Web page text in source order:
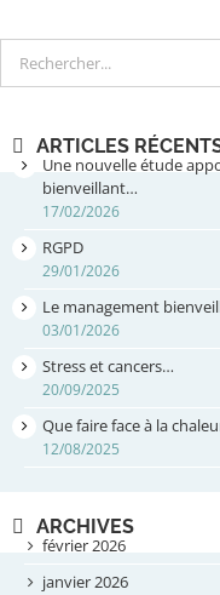
Rechercher
ARTICLES
Une nouvelle étude
bienveillant…
17/02/2026
RGPD
29/01/2026
Le management
03/01/2026
Stress et cancers…
20/09/2025
Que faire face à la
12/08/2025
ARCHIVES
février 2026
janvier 2026